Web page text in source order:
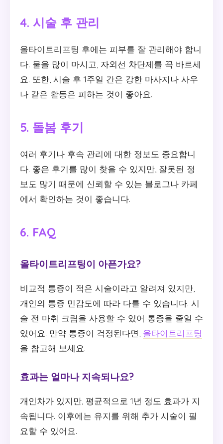
4. 시술 후 관리
올타이트리프팅 후에는 피부를 잘 관리해야 합니
다. 물을 많이 마시고, 자외선 차단제를 꼭 바르세
요. 또한, 시술 후 1주일 간은 강한 마사지나 사우
나 같은 활동은 피하는 것이 좋아요.
5. 돌봄 후기
여러 후기나 후속 관리에 대한 정보도 중요합니
다. 좋은 후기를 많이 찾을 수 있지만, 잘못된 정
보도 많기 때문에 신뢰할 수 있는 블로그나 카페
에서 확인하는 것이 좋습니다.
6. FAQ
올타이트리프팅이 아픈가요?
비교적 통증이 적은 시술이라고 알려져 있지만,
개인의 통증 민감도에 따라 다를 수 있습니다. 시
술 전 마취 크림을 사용할 수 있어 통증을 줄일 수
있어요. 만약 통증이 걱정된다면, 올타이트리프팅
을 참고해 보세요.
효과는 얼마나 지속되나요?
개인차가 있지만, 평균적으로 1년 정도 효과가 지
속됩니다. 이후에는 유지를 위해 추가 시술이 필
요할 수 있어요.